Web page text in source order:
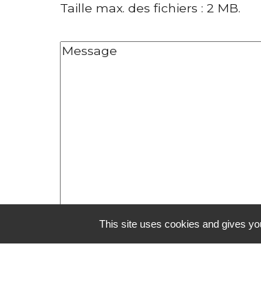
Taille max. des fichiers : 2 MB.
Sans
titre
This site uses cookies and gives